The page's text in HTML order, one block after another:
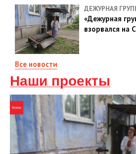
ДЕЖУРНАЯ
«Дежурная
взорвался на
Все новости
Наши проекты